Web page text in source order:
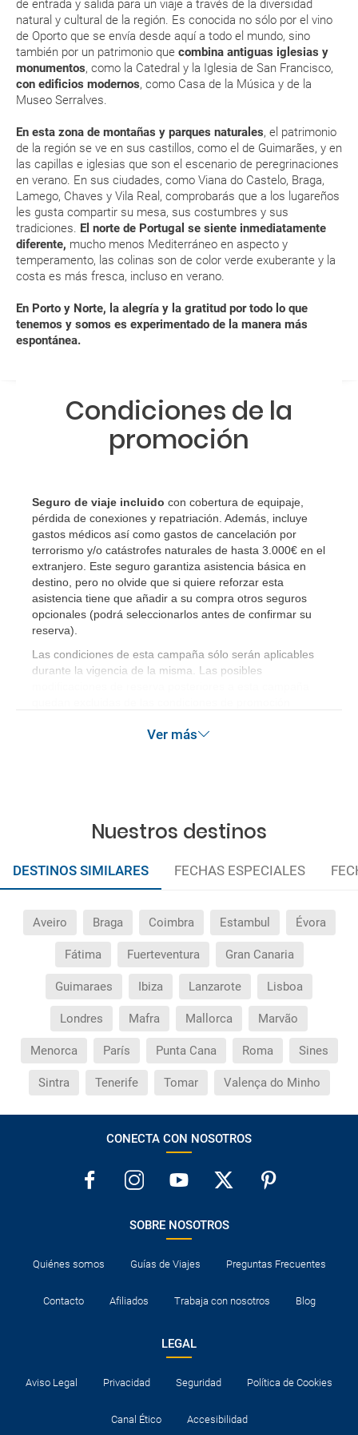
de entrada y salida para un viaje a través de la diversidad
natural y cultural de la región. Es conocida no sólo por el vino
de Oporto que se envía desde aquí a todo el mundo, sino
también por un patrimonio que combina antiguas iglesias y
monumentos, como la Catedral y la Iglesia de San Francisco,
con edificios modernos, como Casa de la Música y de la
Museo Serralves.
En esta zona de montañas y parques naturales, el patrimonio
de la región se ve en sus castillos, como el de Guimarães, y en
las capillas e iglesias que son el escenario de peregrinaciones
en verano. En sus ciudades, como Viana do Castelo, Braga,
Lamego, Chaves y Vila Real, comprobarás que a los lugareños
les gusta compartir su mesa, sus costumbres y sus
tradiciones. El norte de Portugal se siente inmediatamente
diferente, mucho menos Mediterráneo en aspecto y
temperamento, las colinas son de color verde exuberante y la
costa es más fresca, incluso en verano.
En Porto y Norte, la alegría y la gratitud por todo lo que
tenemos y somos es experimentado de la manera más
espontánea.
presentamos un pronóstico climático general para la ciudad
de Porto.
En Porto, la mar regula la temperatura y hace que la
estacionalidad térmica no sea tan marcada como en
otras regiones europeas situadas a similares latitudes
En verano y con temperaturas más altas se recomienda
de mayor intensidad
Durante la primavera, Porto y Norte está especialmente
bonito y verde. ¡Apúntate a sus interesantes rutas de
senderismo!
ENE
13 °C
5 °C
FEB
14 °C
6 °C
MAR
16 °C
7 °C
ABR
17 °C
MODIFICACIÓN ó CANCELACIÓN ¿Puedo anular o
modificar una reserva del viaje? ¿Qué gastos puede
generar una anulación o modificación del viaje?
¿Qué caducidad debe tener mi pasaporte para ir
a...?
¿Con cuánta antelación tengo que estar en el
aeropuerto?
RESERVAR ¿Cómo puedo reservar un viaje de
paquete vacacional en la página web?
Al realizar la reserva, uno de los servicios ha
quedado de pendiente de confirmación ¿Cómo
sabré si se confirma el viaje?
quiero al hacer mi solicitud de reserva?
Si tengo los traslados incluidos, ¿dónde debo
¿Incluye algún seguro de viaje mi reserva?
¿Cuáles son las condiciones generales en las
reservas de viajes?
¿Cuáles son los impuestos de entrada y salida del
país si viajo a América?
¿Qué hago si el traslado contratado del aeropuerto
al hotel o viceversa no ha aparecido?
Condiciones de la
promoción
Seguro de viaje incluido con cobertura de equipaje,
pérdida de conexiones y repatriación. Además, incluye
gastos médicos así como gastos de cancelación por
terrorismo y/o catástrofes naturales de hasta 3.000€ en el
extranjero. Este seguro garantiza asistencia básica en
destino, pero no olvide que si quiere reforzar esta
asistencia tiene que añadir a su compra otros seguros
opcionales (podrá seleccionarlos antes de confirmar su
reserva)
Las condiciones de esta campaña sólo serán aplicables
durante la vigencia de la misma. Las posibles
Ver más
Nuestros destinos
DESTINOS SIMILARES FECHAS ESPECIALES
Aveiro Braga Coimbra Estambul Évora
Fátima Fuerteventura Gran Canaria
Guimaraes Ibiza Lanzarote Lisboa
Londres Mafra Mallorca Marvão
Menorca París Punta Cana Roma Sines
Sintra Tenerife Tomar Valença do Minho
CONECTA CON NOSOTROS
SOBRE NOSOTROS
Quiénes somos Guías de Viajes Preguntas Frecuentes
Contacto Afiliados Trabaja con nosotros Blog
LEGAL
Aviso Legal Privacidad Seguridad Política de Cookies
Canal Ético Accesibilidad